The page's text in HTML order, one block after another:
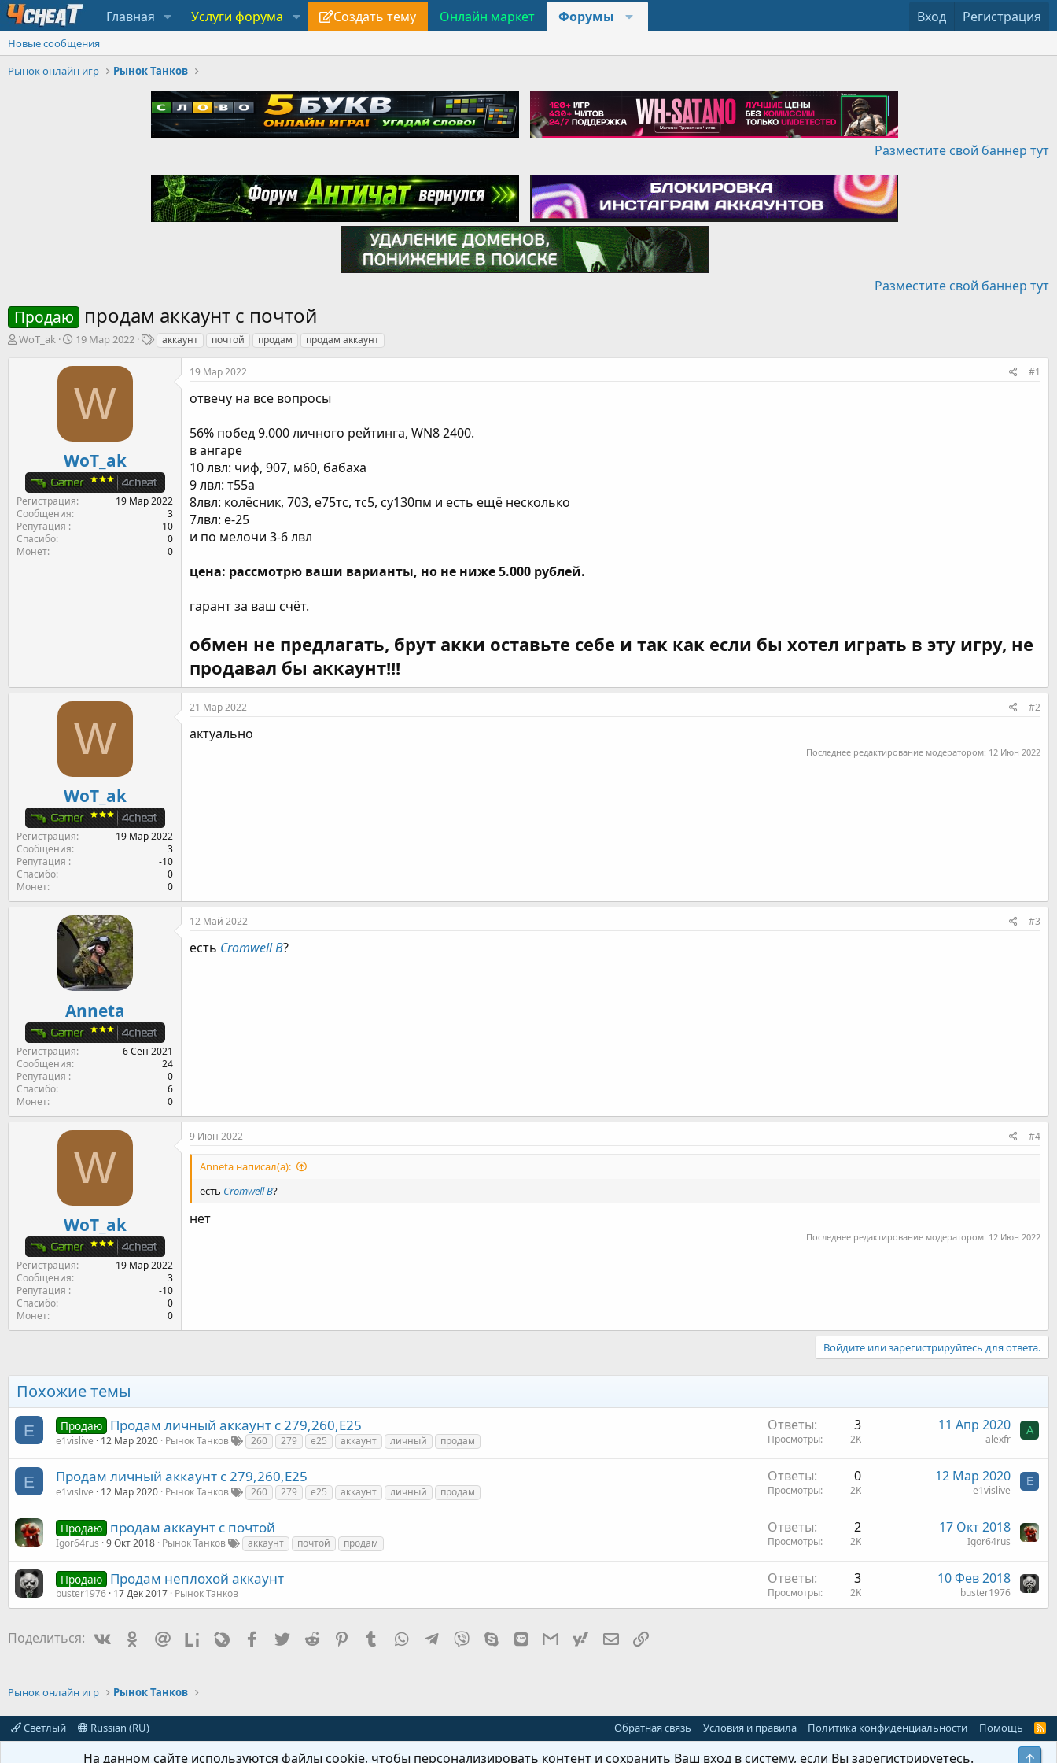
Главная Услуги форума Создать тему Онлайн маркет Форумы Вход Регистрация
Новые сообщения
Рынок онлайн игр
Рынок Танков
Разместите свой баннер тут
Разместите свой баннер тут
Продаю продам аккаунт с почтой
А
WoT_ak
Д
т
н
а
л
а
19 Мар 2022
Таккаунт почтой продам продам аккаунт
W
WoT_ak
Регистрация
19 Мар 2022
Сообщения
3
Репутация
-10
Спасибо
0
Монет
0
19 Мар 2022 #1
отвечу на все вопросы
56% побед 9.000 личного рейтинга, WN8 2400.
в ангаре
10 лвл: чиф, 907, м60, бабаха
9 лвл: т55а
8лвл: колёсник, 703, е75тс, тс5, су130пм и есть ещё несколько
7лвл: е-25
и по мелочи 3-6 лвл
цена: рассмотрю ваши варианты, но не ниже 5.000 рублей.
гарант за ваш счёт.
обмен не предлагать, брут акки оставьте себе и так как если бы хотел играть в эту игру, не
продавал бы аккаунт!!!
W
WoT_ak
Регистрация
19 Мар 2022
Сообщения
3
Репутация
-10
Спасибо
0
Монет
0
21 Мар 2022 #2
актуально
Последнее редактирование модератором: 12 Июн 2022
Anneta
Регистрация
6 Сен 2021
Сообщения
24
Репутация
0
Спасибо
6
Монет
0
12 Май 2022 #3
есть Cromwell B?
W
WoT_ak
Регистрация
19 Мар 2022
Сообщения
3
Репутация
-10
Спасибо
0
Монет
0
9 Июн 2022 #4
Anneta написал(а):
есть Cromwell B?
нет
Последнее редактирование модератором: 12 Июн 2022
Войдите или зарегистрируйтесь для ответа.
Похожие темы
E Продаю Продам личный аккаунт с 279,260,E25
e1vislive 12 Мар 2020 Рынок Танков 260 279 e25 аккаунт личный продам
Ответы 3
Просмотры 2K
11 Апр 2020
alexfr
A
E Продам личный аккаунт с 279,260,E25
e1vislive 12 Мар 2020 Рынок Танков 260 279 e25 аккаунт личный продам
Ответы 0
Просмотры 2K
12 Мар 2020
e1vislive
E
Продаю продам аккаунт с почтой
Igor64rus 9 Окт 2018 Рынок Танков аккаунт почтой продам
Ответы 2
Просмотры 2K
17 Окт 2018
Igor64rus
Продаю Продам неплохой аккаунт
buster1976 17 Дек 2017 Рынок Танков
Ответы 3
Просмотры 2K
10 Фев 2018
buster1976
Поделиться: VkontakteOdnoklassniki
Mail.ruLiveinternetLivejournalFacebook
Twitter Reddit Pinterest
Tumblr WhatsAppTelegram
Viber Skype LineGmailyahoomailЭлектронная почта
Рынок онлайн игр Рынок Танков
Светлый Russian (RU) Обратная связь Условия и правила Политика конфиденциальности Помощь
R
На данном сайте используются файлы cookie, чтобы персонализировать контент и сохранить Ваш вход в систему, если Вы зарегистрируетесь.